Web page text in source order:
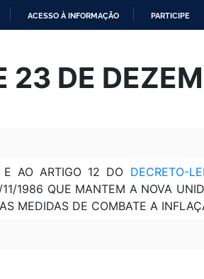
ACESSO À INFORMAÇÃO PARTICIPE
23 DE
E AO ARTIGO 12 DO DECRETO-
1986 QUE MANTEM A NOVA
MEDIDAS DE COMBATE A